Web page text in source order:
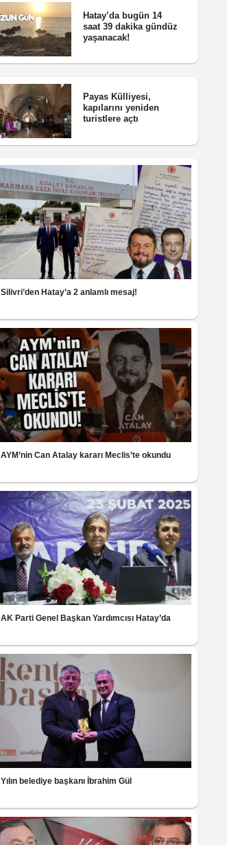
Hatay’da bugün 14
saat 39 dakika gündüz
yaşanacak!
Payas Külliyesi,
kapılarını yeniden
turistlere açtı
Silivri’den Hatay’a 2 anlamlı mesaj!
AYM’nin Can Atalay kararı Meclis’te okundu
AK Parti Genel Başkan Yardımcısı Hatay’da
Yılın belediye başkanı İbrahim Gül